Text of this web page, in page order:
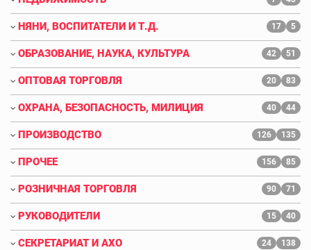
НЯНИ, ВОСПИТАТЕЛИ И Т.Д. 5
17
ОБРАЗОВАНИЕ, НАУКА, КУЛЬТУРА 51
42
ОПТОВАЯ ТОРГОВЛЯ 83
20
ОХРАНА, БЕЗОПАСНОСТЬ, МИЛИЦИЯ 44
40
ПРОИЗВОДСТВО 135
126
ПРОЧЕЕ 85
156
РОЗНИЧНАЯ ТОРГОВЛЯ 71
90
РУКОВОДИТЕЛИ 40
15
СЕКРЕТАРИАТ И АХО 138
24